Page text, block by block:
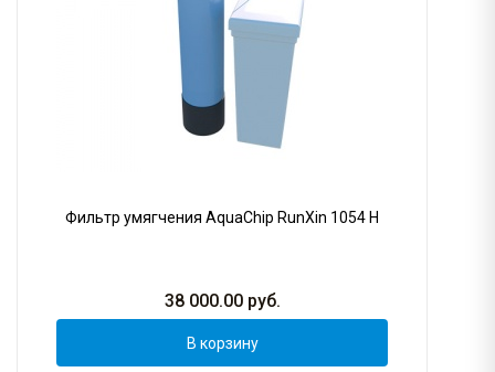
Фильтр умягчения AquaChip RunXin 1054 H
38 000.00руб.
В корзину